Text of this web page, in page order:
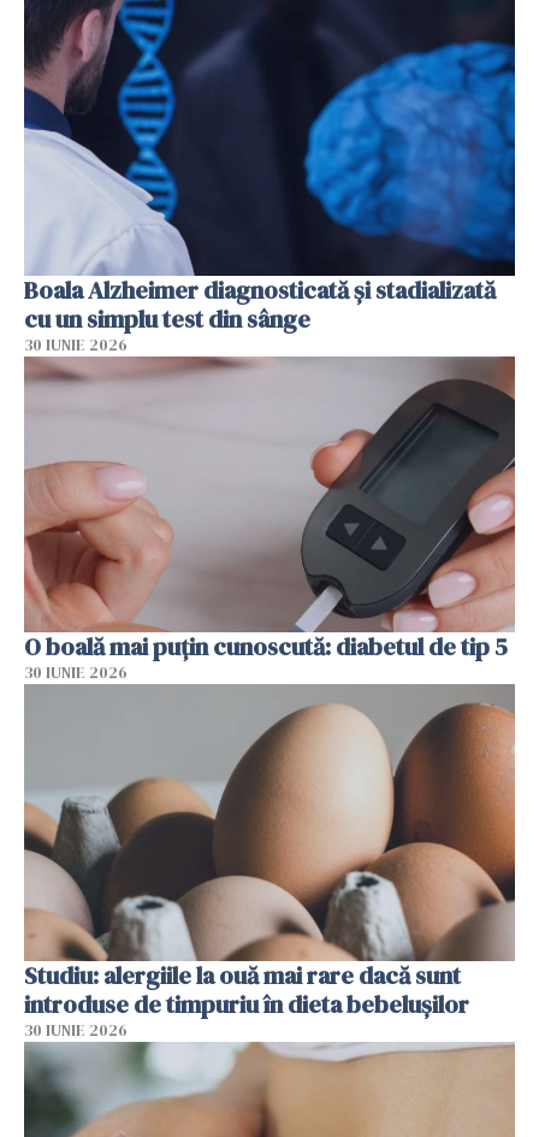
Boala Alzheimer diagnosticată și stadializată
cu un simplu test din sânge
30 IUNIE 2026
O boală mai puțin cunoscută: diabetul de tip 5
30 IUNIE 2026
Studiu: alergiile la ouă mai rare dacă sunt
introduse de timpuriu în dieta bebelușilor
30 IUNIE 2026